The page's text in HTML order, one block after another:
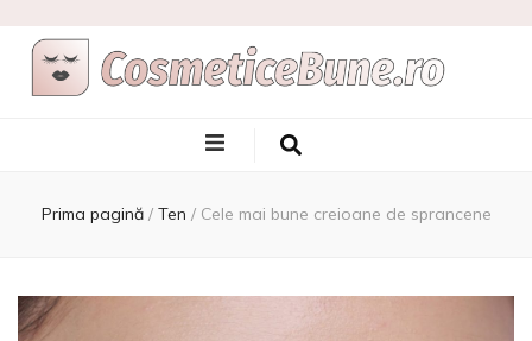
Cele Mai Bune
Produse
Cosmetice
Prima pagină / Ten / Cele mai bune creioane de sprancene